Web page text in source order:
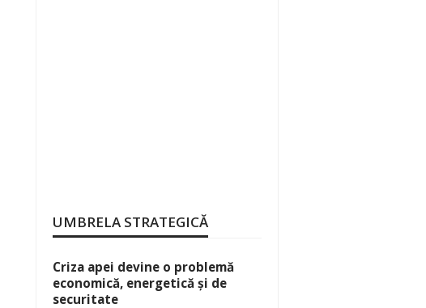
UMBRELA STRATEGICĂ
Criza apei devine o problemă
economică, energetică și de
securitate